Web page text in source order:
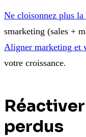
Ne cloisonnez plus
smarketing (sales +
Aligner marketing et
votre croissance.
perdus